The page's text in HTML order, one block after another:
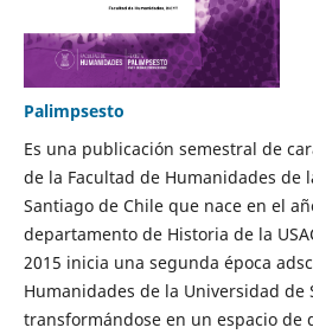
Palimpsesto
Es una publicación semestral de
de la Facultad de Humanidades de
Santiago de Chile que nace en el
departamento de Historia de la
2015 inicia una segunda época
Humanidades de la Universidad de
transformándose en un espacio de